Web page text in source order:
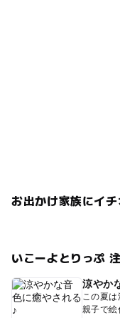
お出かけ家族にイ
いこーよとりっぷ
涼やか
この夏
親子で絵